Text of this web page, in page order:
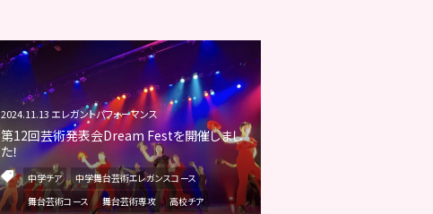
2024.11.13 エレガントパフォーマンス
第12回芸術発表会Dream Festを開催しまし
た！
中学チア
中学舞台芸術エレガンスコース
舞台芸術コース
舞台芸術専攻 高校チア